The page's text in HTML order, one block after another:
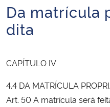
Ministério da Infraestrutura
Ministério da Cidadania
Início do conteúdo
Da matrícula
dita
CAPÍTULO IV
4.4 DA MATRÍCULA
Art. 50 A matrícula será